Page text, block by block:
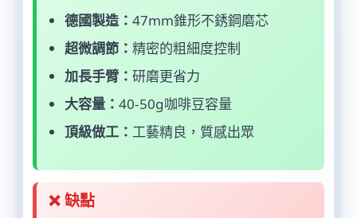
德國製造： 47mm錐形不銹鋼磨芯
超微調節： 精密的粗細度控制
加長手臂： 研磨更省力
大容量： 40-50g咖啡豆容量
頂級做工： 工藝精良，質感出眾
❌ 缺點